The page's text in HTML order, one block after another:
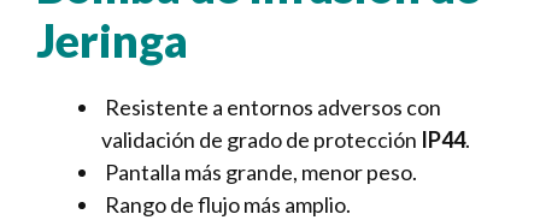
Jeringa
Resistente a entornos adversos con
validación de grado de protección IP44.
Pantalla más grande, menor peso.
Rango de flujo más amplio.